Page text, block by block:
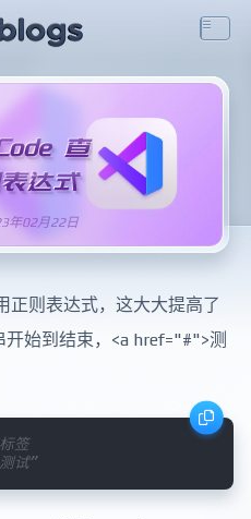
查
达式
年02月22日
正则表达式，这大大提高了
始到结束，<a href="#">测
签
试”